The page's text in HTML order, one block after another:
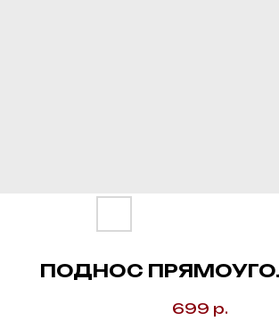
ПОДНОС
699 р.